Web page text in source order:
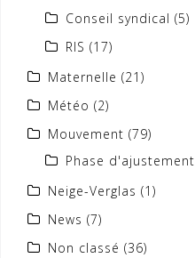
Conseil syndical (5)
RIS (17)
Maternelle (21)
Météo (2)
Mouvement (79)
Phase d'ajustement
Neige-Verglas (1)
News (7)
Non classé (36)